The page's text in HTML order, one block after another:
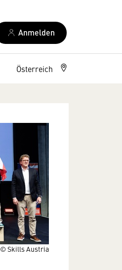
Anmelden
Österreich
© Skills Austria